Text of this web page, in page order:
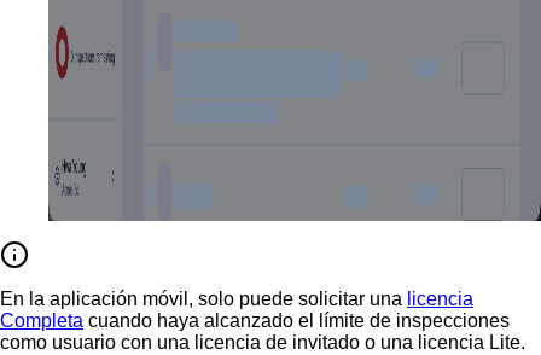
En la aplicación móvil, solo puede solicitar una licencia
Completa cuando haya alcanzado el límite de inspecciones
como usuario con una licencia de invitado o una licencia Lite.